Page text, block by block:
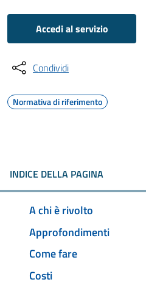
Accedi al servizio
Condividi
Normativa di riferimento
INDICE DELLA PAGINA
A chi è rivolto
Approfondimenti
Come fare
Costi